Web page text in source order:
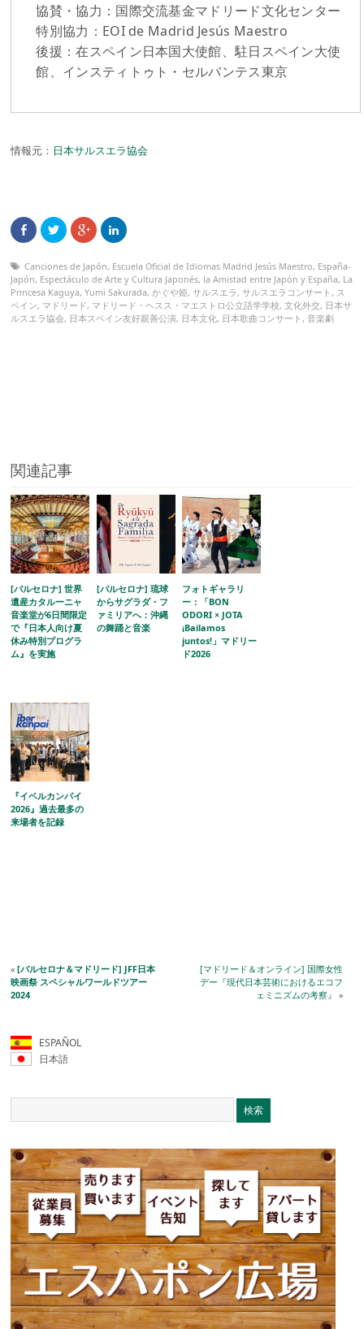
協賛・協力：国際交流基金マドリード文化センター
特別協力：EOI de Madrid Jesús Maestro
後援：在スペイン日本国大使館、駐日スペイン大使
館、インスティトゥト・セルバンテス東京
情報元： 日本サルスエラ協会
Canciones de Japón, Escuela Oficial de Idiomas Madrid Jesús Maestro, España-
Japón, Espectáculo de Arte y Cultura Japonés, la Amistad entre Japón y España, La
Princesa Kaguya,Yumi Sakurada,かぐや姫, サルスエラ , サルスエラコンサート , ス
ペイン, マドリード, マドリード・ヘスス・マエストロ公立語学学校,文化外交, 日本サ
ルスエラ協会, 日本スペイン友好親善公演, 日本文化, 日本歌曲コンサート ,音楽劇
関連記事
[バルセロナ] 世界
遺産カタルーニャ
音楽堂が6日間限定
で『日本人向け夏
休み特別プログラ
ム』を実施
[バルセロナ] 琉球
からサグラダ・フ
ァミリアへ：沖縄
の舞踊と音楽
フォトギャラリ
ー：「BON
ODORI × JOTA
¡Bailamos
juntos!」マドリー
ド2026
『イベルカンパイ
2026』過去最多の
来場者を記録
«[バルセロナ＆マドリード] JFF日本
映画祭 スペシャルワールドツアー
2024
[マドリード＆オンライン] 国際女性
デー『現代日本芸術におけるエコフ
ェミニズムの考察』 »
ESPAÑOL
日本語